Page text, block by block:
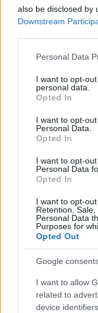
also be disclosed by
Downstream
Please note that
not limited to your
grant or deny
use your data for
consent section.
Personal Data
I want to opt-
personal data.
Opted In
I want to opt-
Personal Data.
Opted In
I want to opt-
Personal Data
Opted In
I want to opt-
Retention,
Personal Data
Purposes for
Opted Out
Google
I want to allow
related to
device
ΔΙΕΘΝΗ
02/01/2025 -
Η
Jazeera
Για
Αρχή.
κοινωνικά